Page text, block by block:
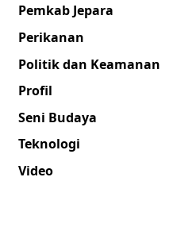
Pemkab Jepara
Perikanan
Politik dan Keamanan
Profil
Seni Budaya
Teknologi
Video